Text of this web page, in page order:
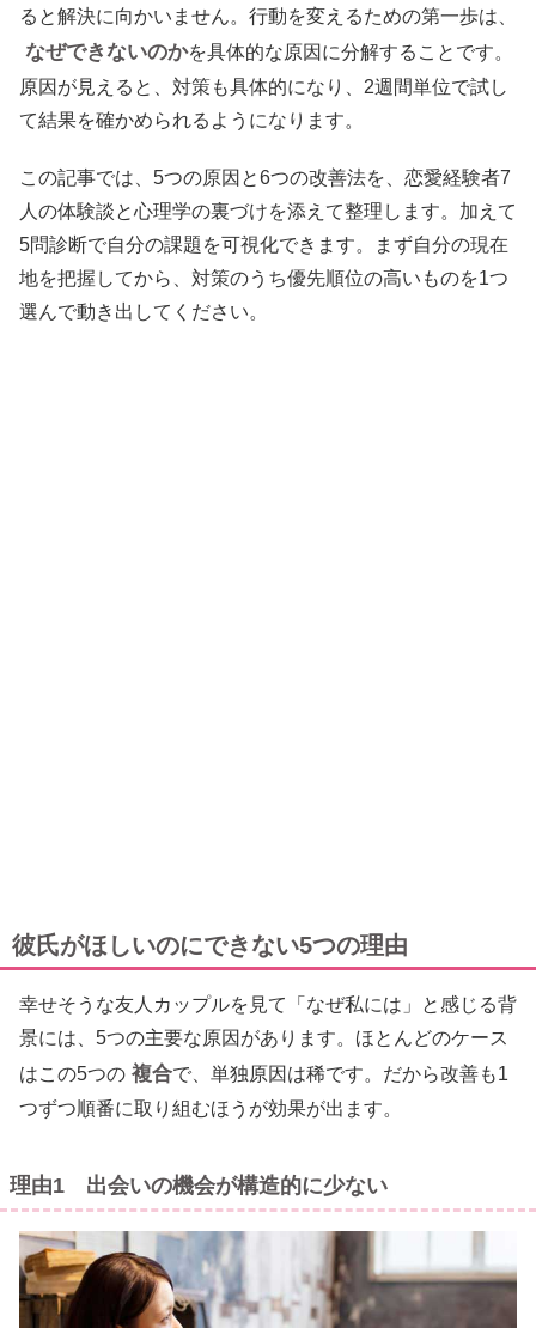
ると解決に向かいません。行動を変えるための第一歩は、
なぜできないのかを具体的な原因に分解することです。
原因が見えると、対策も具体的になり、2週間単位で試し
て結果を確かめられるようになります。
この記事では、5つの原因と6つの改善法を、恋愛経験者7
人の体験談と心理学の裏づけを添えて整理します。加えて
5問診断で自分の課題を可視化できます。まず自分の現在
地を把握してから、対策のうち優先順位の高いものを1つ
選んで動き出してください。
彼氏がほしいのにできない5つの理由
幸せそうな友人カップルを見て「なぜ私には」と感じる背
景には、5つの主要な原因があります。ほとんどのケース
はこの5つの 複合で、単独原因は稀です。だから改善も1
つずつ順番に取り組むほうが効果が出ます。
理由1 出会いの機会が構造的に少ない